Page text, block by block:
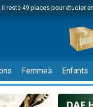
Il reste 49 places pour étudier
viennent de nous
viennent de nous
4 personnes viennent de faire
2 personnes viennent de faire
viennent de
Femmes Enfants